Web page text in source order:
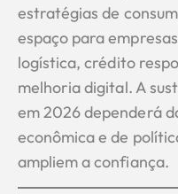
estratégias de
espaço para
logística, crédito
melhoria digital. A
em 2026 dependerá
econômica e de
ampliem a confiança.